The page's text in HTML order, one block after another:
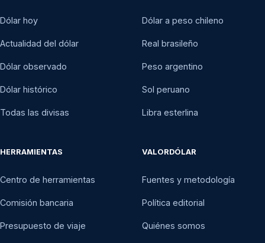
Dólar hoy
Actualidad del dólar
Dólar observado
Dólar histórico
Todas las divisas
Dólar a peso chileno
Real brasileño
Peso argentino
Sol peruano
Libra esterlina
HERRAMIENTAS
Centro de herramientas
Comisión bancaria
Presupuesto de viaje
VALORDÓLAR
Fuentes y metodología
Política editorial
Quiénes somos